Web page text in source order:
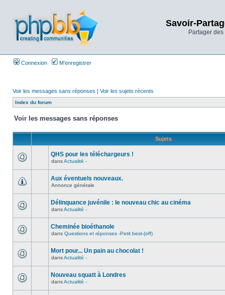
Savoir-
Partager
Connexion M’enregistrer
Voir les messages sans réponses | Voir les sujets récents
Index du forum
Voir les messages sans réponses
Sujets
QHS pour les téléchargeurs !
dansActualité -
Aux éventuels nouveaux.
Annonce générale
Délinquance juvénile : le nouveau chic au cinéma
dansActualité -
Cheminée bioéthanole
dans Questions et réponses -Petit best-(off)
Mort pour... Un pain au chocolat !
dansActualité -
Nouveau squatt à Londres
dansActualité -